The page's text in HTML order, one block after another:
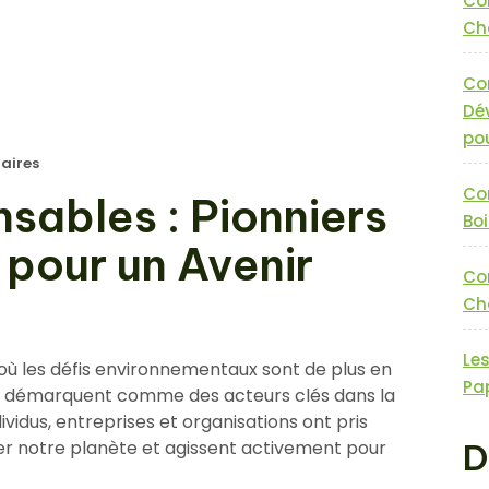
: Pionniers
un Avenir
les défis environnementaux sont de plus en
comme des acteurs clés dans la
entreprises et organisations ont pris
notre planète et agissent activement pour